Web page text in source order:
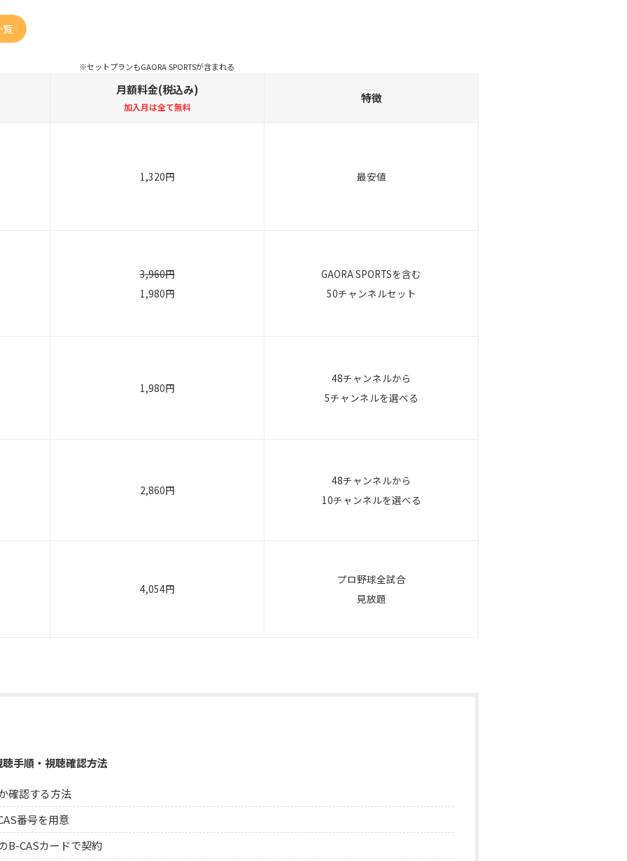
覧
※セットプランもGAORA SPORTSが含まれる
月額料金(税込み)
加入月は全て無料
特徴
1,320円 最安値
3,960円
1,980円
GAORA SPORTSを含む
50チャンネルセット
1,980円
48チャンネルから
5チャンネルを選べる
2,860円
48チャンネルから
10チャンネルを選べる
4,054円
プロ野球全試合
見放題
手順・視聴確認方法
確認する方法
番号を用意
B-CASカードで契約